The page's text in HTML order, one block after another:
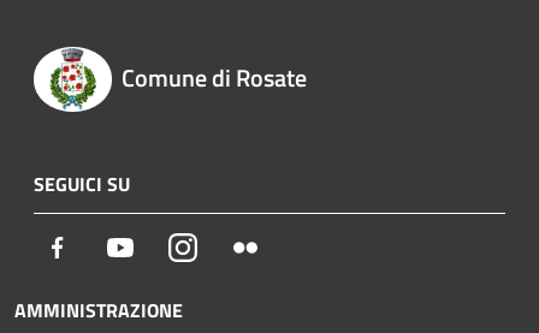
Comune di Rosate
SEGUICI SU
Facebook YoutubeInstagram
AMMINISTRAZIONE